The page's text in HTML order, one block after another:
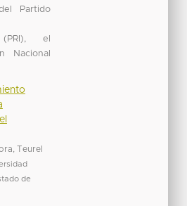
Partido
(PRI), el
Nacional
Teurel
de